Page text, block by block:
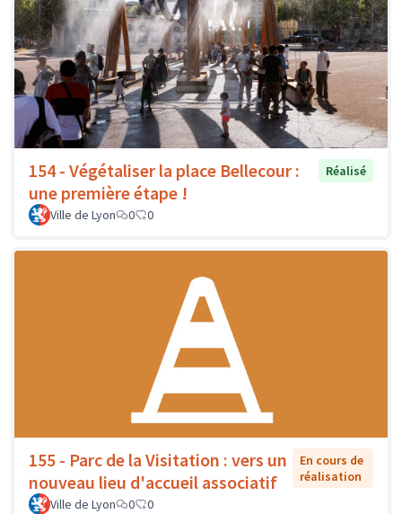
154 - Végétaliser la place Bellecour :
une première étape !
Réalisé
Ville de Lyon 0 0
155 - Parc de la Visitation : vers un
nouveau lieu d'accueil associatif
En cours de
réalisation
Ville de Lyon
0 0